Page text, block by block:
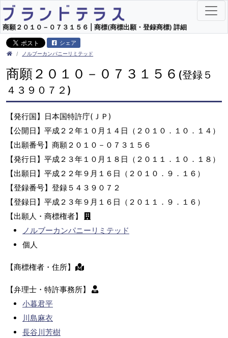
商願２０１０－０７３１５６ | 商標(商標出願・登録商標) 詳細
シェア
ノルブーカンパニーリミテッド
商願２０１０－０７３１５６ (登録５
４３９０７２)
【発行国】日本国特許庁(ＪＰ)
【公開日】平成２２年１０月１４日（２０１０．１０．１４）
【出願番号】商願２０１０－０７３１５６
【発行日】平成２３年１０月１８日（２０１１．１０．１８）
【出願日】平成２２年９月１６日（２０１０．９．１６）
【登録番号】登録５４３９０７２
【登録日】平成２３年９月１６日（２０１１．９．１６）
【出願人・商標権者】
ノルブーカンパニーリミテッド
個人
【商標権者・住所】
【弁理士・特許事務所】
小暮君平
川島麻衣
長谷川芳樹